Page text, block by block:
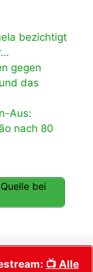
bezichtigt
gegen
das
Aus:
nach 80
bei
📺 Alle